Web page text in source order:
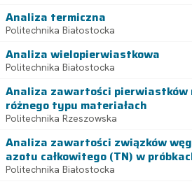
Analiza termiczna
Politechnika Białostocka
Analiza wielopierwiastkowa
Politechnika Białostocka
Analiza zawartości pierwiastków
różnego typu materiałach
Politechnika Rzeszowska
Analiza zawartości związków
azotu całkowitego (TN) w
Politechnika Białostocka